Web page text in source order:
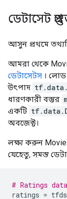
ডেটাসেট
আসুন প্রথমে
আমরা থেকে
ডেটাসেটস । লোড
উৎপাদ
ধারণকারী বস্তুর
একটি
অবজেক্ট।
লক্ষ্য করুন
যেহেতু, সমস্ত
# Ratings
ratings = tfds